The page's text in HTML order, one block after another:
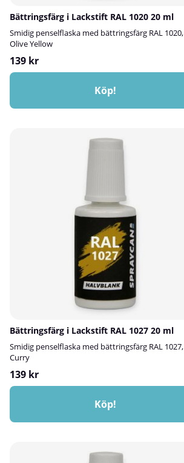
Bättringsfärg i Lackstift RAL 1020 20 ml
Smidig penselflaska med bättringsfärg RAL 1020,
Olive Yellow
139 kr
Köp!
Bättringsfärg i Lackstift RAL 1027 20 ml
Smidig penselflaska med bättringsfärg RAL 1027,
Curry
139 kr
Köp!